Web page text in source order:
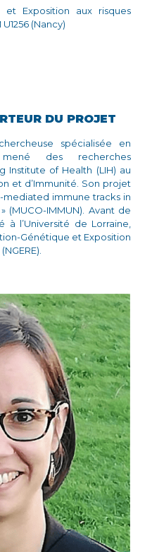
et Exposition aux risques
(Nancy)
DU PROJET
spécialisée en
des recherches
Institute of Health (LIH) au
et d’Immunité. Son projet
immune tracks in
(MUCO-IMMUN). Avant de
l’Université de Lorraine,
Génétique et Exposition